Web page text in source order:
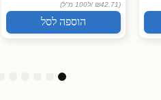
(₪42.71 / ל100 מ"ל)
הוספה לסל